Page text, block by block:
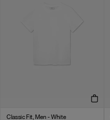
Classic Fit, Men - White